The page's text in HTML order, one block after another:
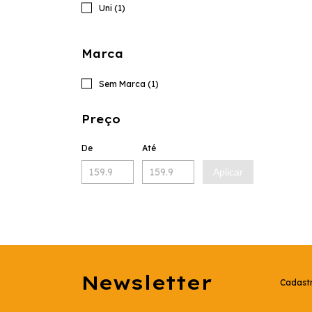
Uni (1)
Marca
Sem Marca (1)
Preço
De Até
Aplicar
Newsletter